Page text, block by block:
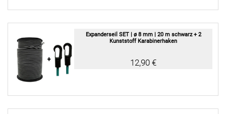
Expanderseil SET | ø 8 mm | 20 m schwarz + 2
Kunststoff Karabinerhaken
12,90 €